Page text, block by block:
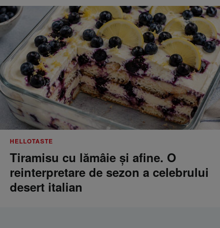
HELLOTASTE
Tiramisu cu lămâie și afine. O
reinterpretare de sezon a celebrului
desert italian